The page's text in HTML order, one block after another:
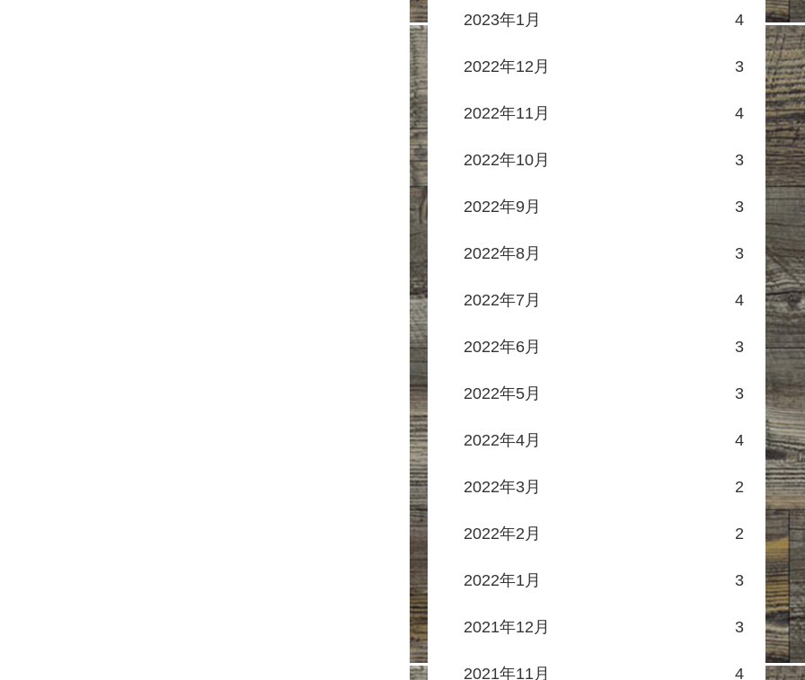
2023年1月 4
2022年12月 3
2022年11月 4
2022年10月 3
2022年9月 3
2022年8月 3
2022年7月 4
2022年6月 3
2022年5月 3
2022年4月 4
2022年3月 2
2022年2月 2
2022年1月 3
2021年12月 3
2021年11月 4